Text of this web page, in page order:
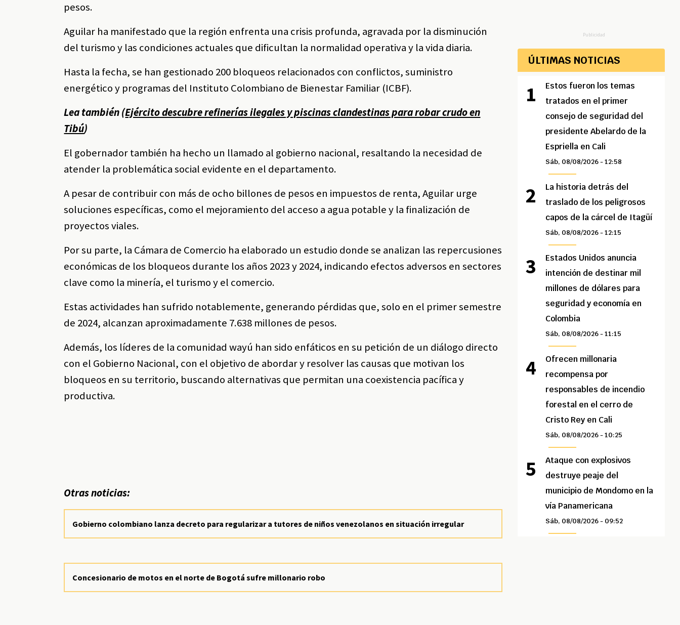
pesos.
Aguilar ha manifestado que la región enfrenta una crisis profunda, agravada por la disminución
del turismo y las condiciones actuales que dificultan la normalidad operativa y la vida diaria.
Hasta la fecha, se han gestionado 200 bloqueos relacionados con conflictos, suministro
energético y programas del Instituto Colombiano de Bienestar Familiar (ICBF).
Lea también (Ejército descubre refinerías ilegales y piscinas clandestinas para robar crudo en
Tibú)
El gobernador también ha hecho un llamado al gobierno nacional, resaltando la necesidad de
atender la problemática social evidente en el departamento.
A pesar de contribuir con más de ocho billones de pesos en impuestos de renta, Aguilar urge
soluciones específicas, como el mejoramiento del acceso a agua potable y la finalización de
proyectos viales.
Por su parte, la Cámara de Comercio ha elaborado un estudio donde se analizan las repercusiones
económicas de los bloqueos durante los años 2023 y 2024, indicando efectos adversos en sectores
clave como la minería, el turismo y el comercio.
Estas actividades han sufrido notablemente, generando pérdidas que, solo en el primer semestre
de 2024, alcanzan aproximadamente 7.638 millones de pesos.
Además, los líderes de la comunidad wayú han sido enfáticos en su petición de un diálogo directo
con el Gobierno Nacional, con el objetivo de abordar y resolver las causas que motivan los
bloqueos en su territorio, buscando alternativas que permitan una coexistencia pacífica y
productiva.
Otras noticias:
Gobierno colombiano lanza decreto para regularizar a tutores de niños venezolanos en situación irregular
Concesionario de motos en el norte de Bogotá sufre millonario robo
Publicidad
ÚLTIMAS NOTICIAS
Estos fueron los temas
tratados en el primer
consejo de seguridad del
presidente Abelardo de la
Espriella en Cali
Sáb, 08/08/2026 - 12:58
La historia detrás del
traslado de los peligrosos
capos de la cárcel de Itagüí
Sáb, 08/08/2026 - 12:15
Estados Unidos anuncia
intención de destinar mil
millones de dólares para
seguridad y economía en
Colombia
Sáb, 08/08/2026 - 11:15
Ofrecen millonaria
recompensa por
responsables de incendio
forestal en el cerro de
Cristo Rey en Cali
Sáb, 08/08/2026 - 10:25
Ataque con explosivos
destruye peaje del
municipio de Mondomo en la
vía Panamericana
Sáb, 08/08/2026 - 09:52